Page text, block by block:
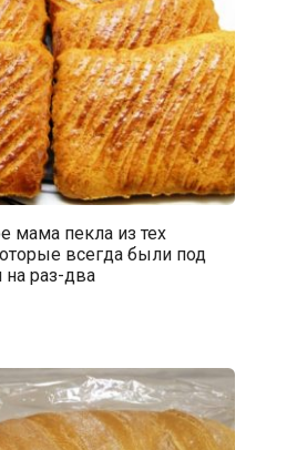
мама пекла из тех
всегда были под
на раз-два